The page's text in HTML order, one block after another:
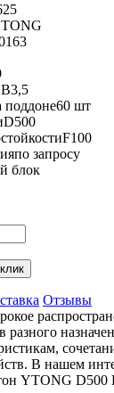
B3,5
поддоне60 шт
D500
F100
по запросу
блок
Отзывы
разного
В нашем
YTONG